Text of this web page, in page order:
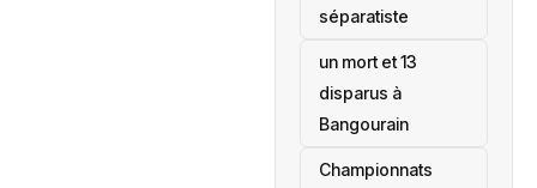
séparatiste
un mort et 13
disparus à
Bangourain
‎Championnats